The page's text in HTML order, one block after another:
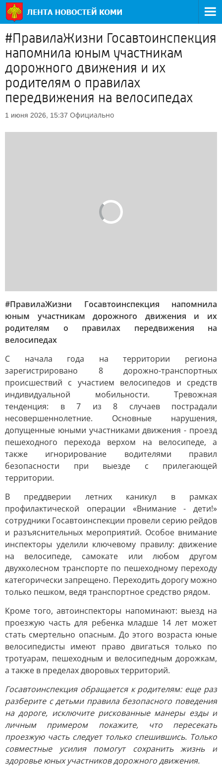
#ПравилаЖизни Госавтоинспекция
напомнила юным участникам
дорожного движения и их
родителям о правилах
передвижения на велосипедах
1 июня 2026, 15:37 Официально
#ПравилаЖизни Госавтоинспекция напомнила
юным участникам дорожного движения и их
родителям о правилах передвижения на
велосипедах
С начала года на территории региона
зарегистрировано 8 дорожно-транспортных
происшествий с участием велосипедов и средств
индивидуальной мобильности. Тревожная
тенденция: в 7 из 8 случаев пострадали
несовершеннолетние. Основные нарушения,
допущенные юными участниками движения - проезд
пешеходного перехода верхом на велосипеде, а
также игнорирование водителями правил
безопасности при выезде с прилегающей
территории.
В преддверии летних каникул в рамках
профилактической операции «Внимание - дети!»
сотрудники Госавтоинспекции провели серию рейдов
и разъяснительных мероприятий. Особое внимание
инспекторы уделили ключевому правилу: движение
на велосипеде, самокате или любом другом
двухколесном транспорте по пешеходному переходу
категорически запрещено. Переходить дорогу можно
только пешком, ведя транспортное средство рядом.
Кроме того, автоинспекторы напоминают: выезд на
проезжую часть для ребенка младше 14 лет может
стать смертельно опасным. До этого возраста юные
велосипедисты имеют право двигаться только по
тротуарам, пешеходным и велосипедным дорожкам,
а также в пределах дворовых территорий.
Госавтоинспекция обращается к родителям: еще раз
разберите с детьми правила безопасного поведения
на дороге, исключите рискованные манеры езды и
личным примером покажите, что пересекать
проезжую часть следует только спешившись. Только
совместные усилия помогут сохранить жизнь и
здоровье юных участников дорожного движения.